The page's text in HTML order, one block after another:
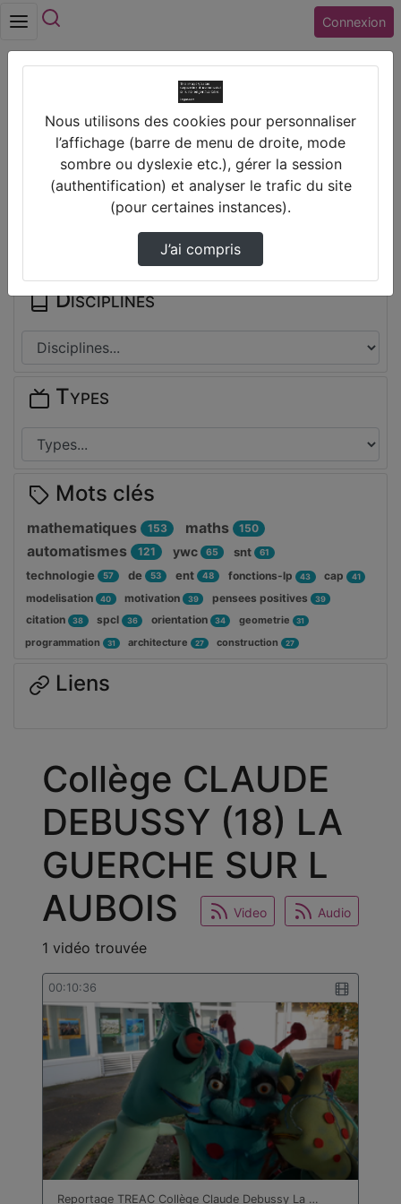
Connexion
Collège CLAUDE DEBUSSY (18) LA GUERCHE
SUR L AUBOIS
Collège CLAUDE
DEBUSSY (18) LA
GUERCHE SUR L
AUBOIS
Video Audio
1 vidéo trouvée
00:10:36
Reportage TREAC Collège Claude Debussy La …
Thèmes de Collège CLAUDE
Disciplines
Types
Mots clés
mathematiques 153 maths 150
automatismes 121 ywc 65 snt 61
technologie 57 de 53 ent 48 fonctions-lp 43 cap 41
modelisation 40 motivation 39 pensees positives 39
citation 38 spcl 36 orientation 34 geometrie 31
programmation 31 architecture 27 construction 27
Liens
Nous utilisons des cookies pour personnaliser
l’affichage (barre de menu de droite, mode
sombre ou dyslexie etc.), gérer la session
(authentification) et analyser le trafic du site
(pour certaines instances).
J’ai compris